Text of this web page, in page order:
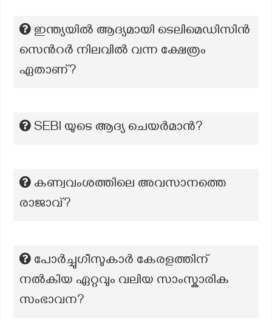
ഇന്ത്യയിൽ ആദ്യമായി ടെലിമെഡിസിൻ
സെൻറർ നിലവിൽ വന്ന ക്ഷേത്രം
ഏതാണ്?
SEBl യുടെ ആദ്യ ചെയർമാൻ?
കണ്വവംശത്തിലെ അവസാനത്തെ
രാജാവ്?
പോർച്ചുഗീസുകാർ കേരളത്തിന്
നൽകിയ ഏറ്റവും വലിയ സാംസ്കാരിക
സംഭാവന?